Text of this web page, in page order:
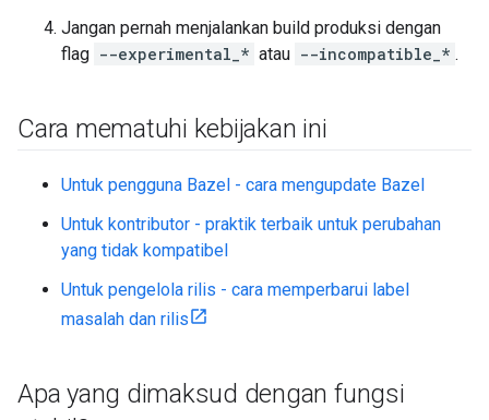
Jangan pernah menjalankan build produksi dengan
flag --experimental_* atau --incompatible_* .
Cara mematuhi kebijakan ini
Untuk pengguna Bazel - cara mengupdate Bazel
Untuk kontributor - praktik terbaik untuk perubahan
yang tidak kompatibel
Untuk pengelola rilis - cara memperbarui label
masalah dan rilis
Apa yang dimaksud dengan fungsi